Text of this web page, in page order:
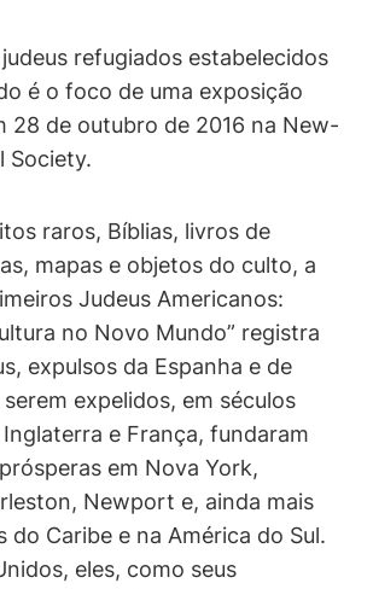
refugiados estabelecidos
é o foco de uma exposição
28 de outubro de 2016 na New-
Society.
raros, Bíblias, livros de
mapas e objetos do culto, a
Judeus Americanos:
no Novo Mundo” registra
expulsos da Espanha e de
expelidos, em séculos
e França, fundaram
em Nova York,
Newport e, ainda mais
do Caribe e na América do Sul.
eles, como seus